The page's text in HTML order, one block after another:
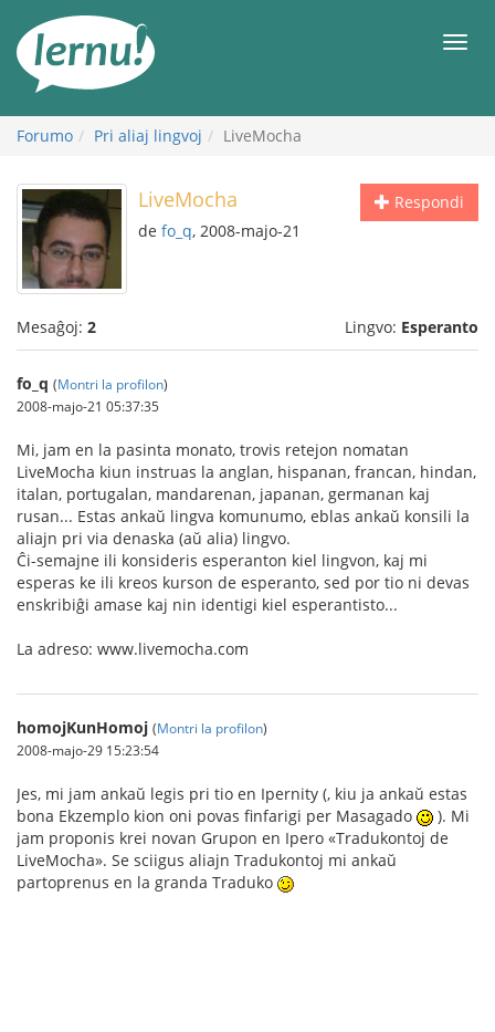
enhavo
Forumo Pri aliaj lingvoj LiveMocha
Respondi
LiveMocha
de fo_q, 2008-majo-21
Mesaĝoj: 2 Lingvo: Esperanto
fo_q (Montri la profilon)
2008-majo-21 05:37:35
Mi, jam en la pasinta monato, trovis retejon nomatan
LiveMocha kiun instruas la anglan, hispanan, francan, hindan,
italan, portugalan, mandarenan, japanan, germanan kaj
rusan... Estas ankaŭ lingva komunumo, eblas ankaŭ konsili la
aliajn pri via denaska (aŭ alia) lingvo.
Ĉi-semajne ili konsideris esperanton kiel lingvon, kaj mi
esperas ke ili kreos kurson de esperanto, sed por tio ni devas
enskribiĝi amase kaj nin identigi kiel esperantisto...
La adreso: www.livemocha.com
homojKunHomoj (Montri la profilon)
2008-majo-29 15:23:54
Jes, mi jam ankaŭ legis pri tio en Ipernity (, kiu ja ankaŭ estas
bona Ekzemplo kion oni povas finfarigi per Masagado
). Mi
jam proponis krei novan Grupon en Ipero «Tradukontoj de
LiveMocha». Se sciigus aliajn Tradukontoj mi ankaŭ
partoprenus en la granda Traduko